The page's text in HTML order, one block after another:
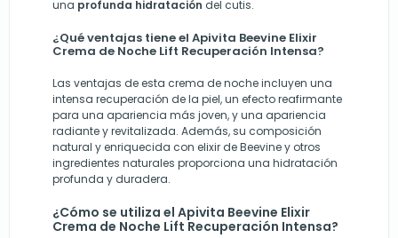
una profunda hidratación del cutis.
¿Qué ventajas tiene el Apivita Beevine Elixir
Crema de Noche Lift Recuperación Intensa?
Las ventajas de esta crema de noche incluyen una
intensa recuperación de la piel, un efecto reafirmante
para una apariencia más joven, y una apariencia
radiante y revitalizada. Además, su composición
natural y enriquecida con elixir de Beevine y otros
ingredientes naturales proporciona una hidratación
profunda y duradera.
¿Cómo se utiliza el Apivita Beevine Elixir
Crema de Noche Lift Recuperación Intensa?